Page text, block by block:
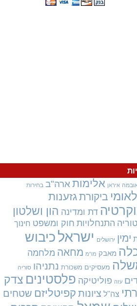
איראן אלימות ארה"ב בחירות
ביקורתגזענות
דת ומדינההון ושלטון
התנחלויות חוק ומשפט חינוך
ירושלים ישראלכיבוש
מאבק מו"מ מחאהמלחמה
מעסיקים משכורת נתניהו סוריה
עזה פוליטיקה פלסטיניםצדק
צה"ל ציונותקפיטליזםשטחים